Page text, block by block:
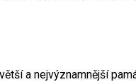
a nejvýznamnější